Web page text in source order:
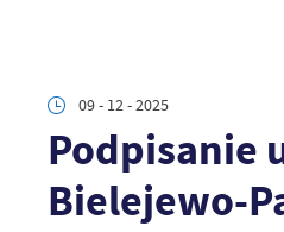
09 - 12 - 2025
Podpisanie
Bielejewo-